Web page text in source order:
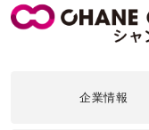
企業情報